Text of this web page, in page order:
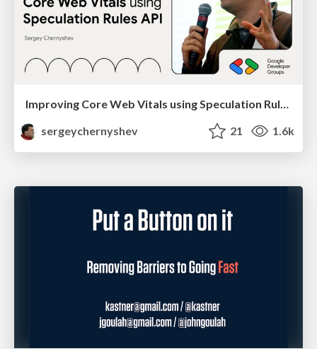
sergeychernyshev
21 1.6k